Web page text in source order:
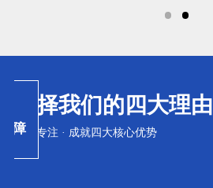
选择我们的四大理由
20年专注 · 成就四大核心优势